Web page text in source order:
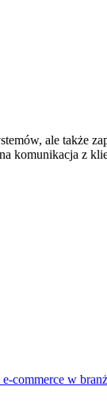
ale także
komunikacja z
commerce w